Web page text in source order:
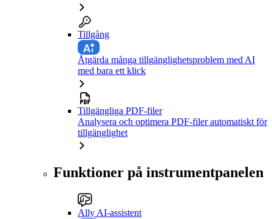
Tillgång
Åtgärda många tillgänglighetsproblem med AI
med bara ett klick
Tillgängliga PDF-filer
Analysera och optimera PDF-filer automatiskt för
tillgänglighet
Funktioner på instrumentpanelen
Ally AI-assistent